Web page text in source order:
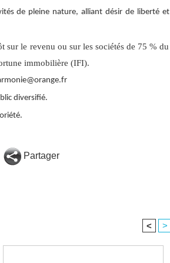
de pleine nature, alliant désir de liberté et
le revenu ou sur les sociétés de 75 % du
immobilière (IFI).
diversifié.
Partager
< >